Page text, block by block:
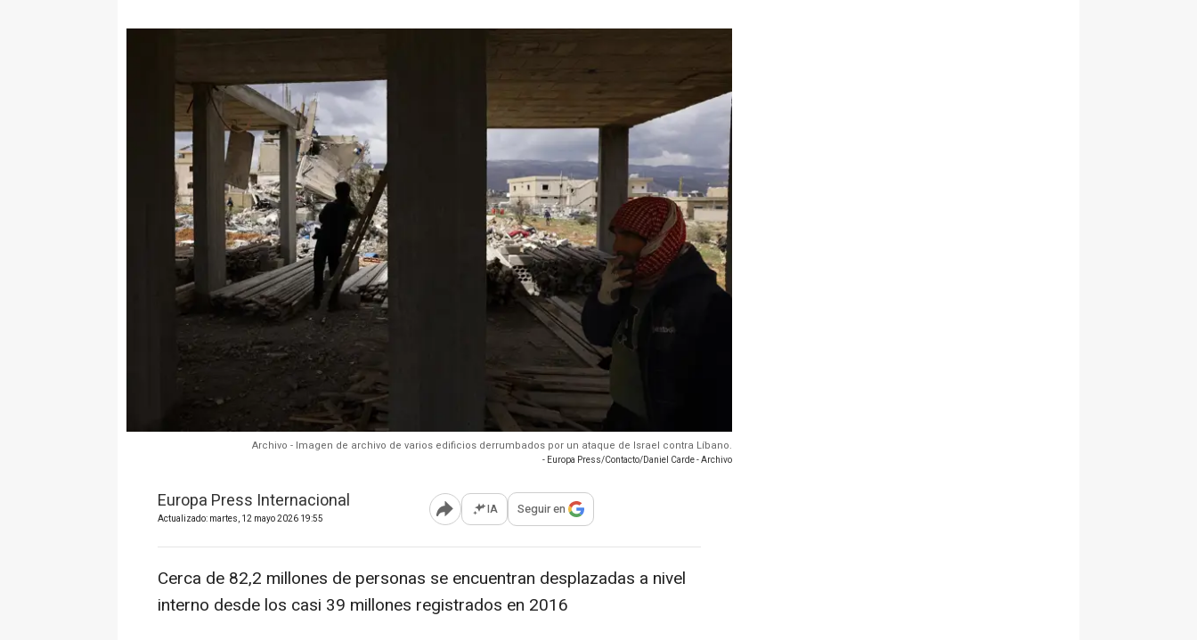
Archivo - Imagen de archivo de varios edificios derrumbados por un ataque de Israel contra Líbano.
- Europa Press/Contacto/Daniel Carde - Archivo
Europa Press Internacional
Actualizado: martes, 12 mayo 2026 19:55 Abrir opciones para compartir
IA Seguir en
Cerca de 82,2 millones de personas se encuentran desplazadas a nivel
interno desde los casi 39 millones registrados en 2016